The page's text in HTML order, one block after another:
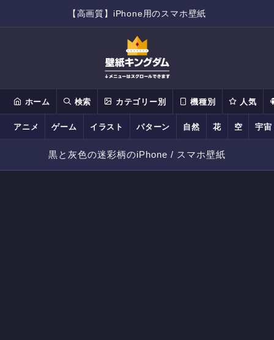
【高画質】iPhone用のスマホ壁紙
ホーム 検索 カテゴリー別 機種別 人気
アニメ ゲーム イラスト パターン 自然 花 空 宇宙
黒と灰色の迷彩柄のiPhone / スマホ壁紙